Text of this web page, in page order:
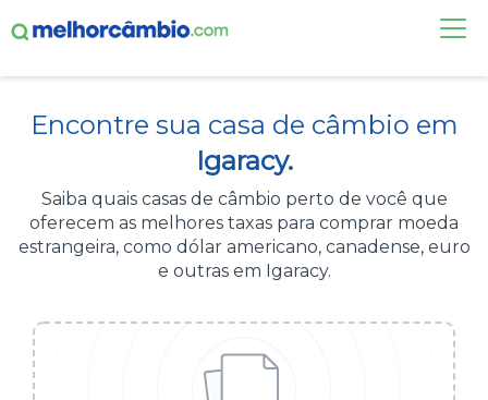
CASAS DE CÂMBIO
DÓLAR HOJE
ALERTA DE CÂMBIO
Acesse sua conta:
Encontre sua casa de câmbio em
Igaracy.
Saiba quais casas de câmbio perto de você que
oferecem as melhores taxas para comprar moeda
estrangeira, como dólar americano, canadense, euro
e outras em Igaracy.